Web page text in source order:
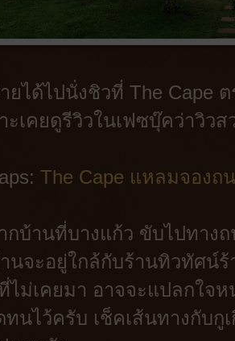
ยได้ไปนั่งชิวที่ The Cape
ะเคยดูรีวิวในเฟซบุ๊คว่าวิวส
The Cape แหลมจองถ
กบ้านที่บางแก้ว ขับไปทาง
นจะอยู่ใกล้กับร้านทิวทัศน์
ไม่เคยมา อาจจะแปลกใจห
นไว้ครับ เช็คเส้นทางกับกู